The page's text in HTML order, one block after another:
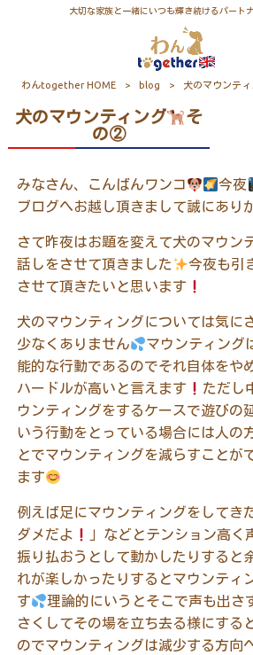
大切な家族と一緒にいつも輝き続けるパート
わんtogether HOME > blog > 犬のマウンテ
犬のマウンティング
そ
の②
みなさん、こんばんワンコ 今夜
ブログへお越し頂きまして誠にあり
さて昨夜はお題を変えて犬のマウン
話しをさせて頂きました
今夜も引
させて頂きたいと思います
犬のマウンティングについては気に
少なくありません
マウンティング
能的な行動であるのでそれ自体をや
ハードルが高いと言えます
ただし
ウンティングをするケースで遊びの
いう行動をとっている場合には人の
とでマウンティングを減らすことが
ます
例えば足にマウンティングをしてき
ダメだよ
」などとテンション高く
振り払おうとして動かしたりすると
れが楽しかったりするとマウンティ
す
理論的にいうとそこで声も出さ
さくしてその場を立ち去る様にする
のでマウンティングは減少する方向